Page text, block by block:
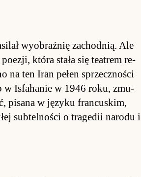
wy­obraź­nię za­chod­nią. Ale
która stała się te­atrem re­
na ten Iran pe­łen sprzecz­no­ści
w Is­fahanie w 1946 ro­ku, zmu­
pi­sana w języku fran­cu­skim,
sub­tel­no­ści o tra­gedii na­rodu i